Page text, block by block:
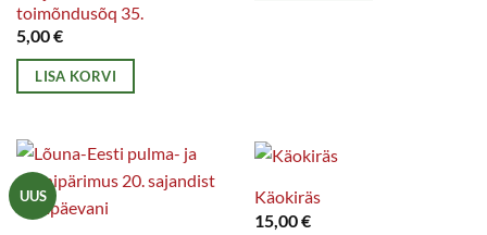
toimõndusõq 35.
5,00€
LISA KORVI
UUS
Käokiräs
15,00€